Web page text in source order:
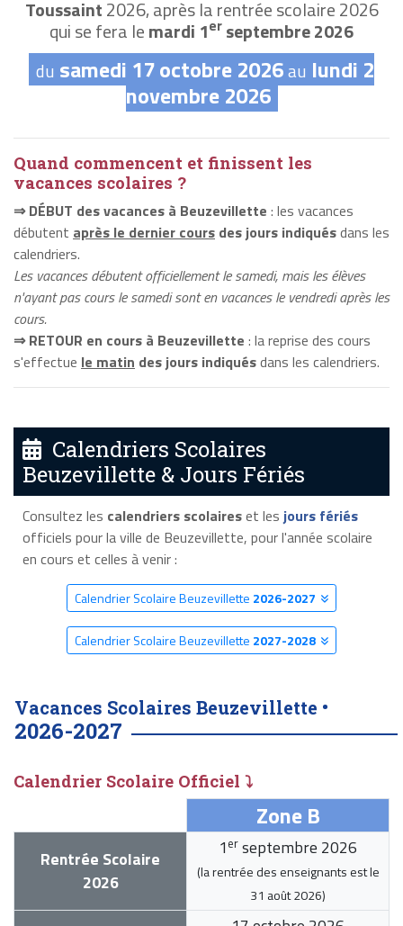
Toussaint2026, après la rentrée scolaire 2026
qui se fera lemardi 1er septembre 2026
du samedi 17 octobre 2026au lundi 2
novembre 2026
Quand commencent et finissent les
vacances scolaires ?
⇒ DÉBUT des vacances à Beuzevillette : les vacances
débutent après le dernier cours des jours indiquésdans les
calendriers.
Les vacances débutent officiellement le samedi, mais les élèves
n'ayant pas cours le samedi sont en vacances le vendredi après les
cours.
⇒ RETOUR en cours à Beuzevillette : la reprise des cours
s'effectue le matin des jours indiquésdans les calendriers.
Calendriers Scolaires
Beuzevillette & Jours Fériés
Consultez les calendriers scolaireset les jours fériés
officiels pour la ville de Beuzevillette, pour l'année scolaire
en cours et celles à venir :
Calendrier Scolaire Beuzevillette 2026-2027
Calendrier Scolaire Beuzevillette 2027-2028
Vacances Scolaires Beuzevillette •
2026-2027
Calendrier Scolaire Officiel ⤵
Zone B
Rentrée Scolaire
2026
1 er septembre 2026
(la rentrée des enseignants est le
31 août 2026)